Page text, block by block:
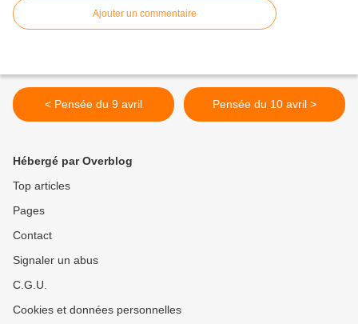
Ajouter un commentaire
< Pensée du 9 avril Pensée du 10 avril >
Hébergé par Overblog
Top articles
Pages
Contact
Signaler un abus
C.G.U.
Cookies et données personnelles